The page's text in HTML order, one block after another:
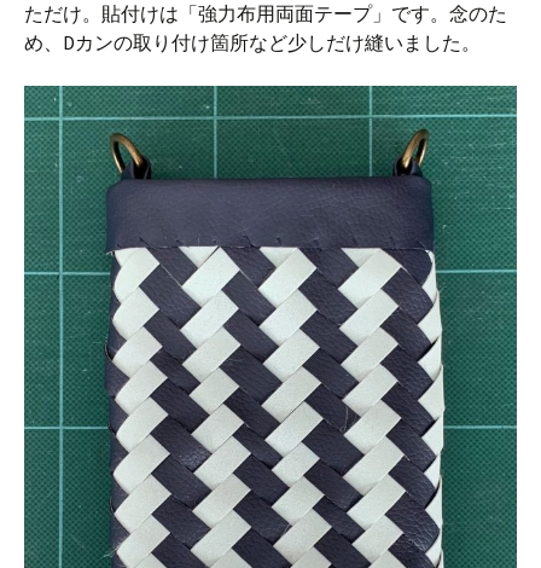
ただけ。貼付けは「強力布用両面テープ」です。念のた
め、Dカンの取り付け箇所など少しだけ縫いました。